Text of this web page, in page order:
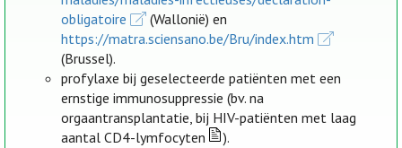
obligatoire
(Wallonië) en
https://matra.sciensano.be/Bru/index.htm
(Brussel).
profylaxe bij geselecteerde patiënten met een
ernstige immunosuppressie (bv. na
orgaantransplantatie, bij HIV-patiënten met laag
aantal CD4-lymfocyten
).